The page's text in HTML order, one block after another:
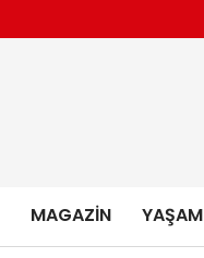
MAGAZIN YAŞAM